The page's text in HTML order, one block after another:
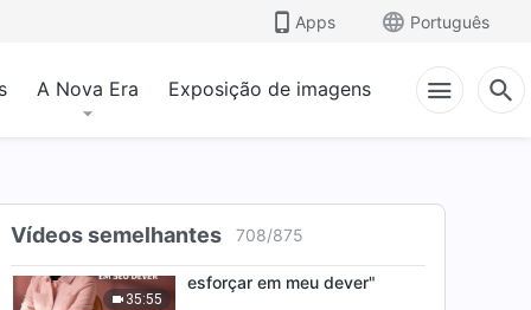
Apps Português
A Nova Era Exposição de imagens
Vídeos semelhantes 708/875
"Como resolvi minha astúcia e
35:55
Testemunho da Vida da Igreja
esforçar em meu dever"